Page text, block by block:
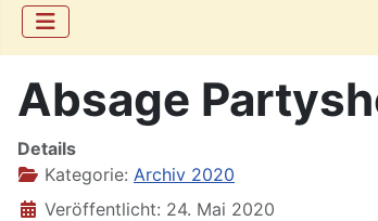
Absage
Details
Kategorie: Archiv 2020
Veröffentlicht: 24. Mai 2020